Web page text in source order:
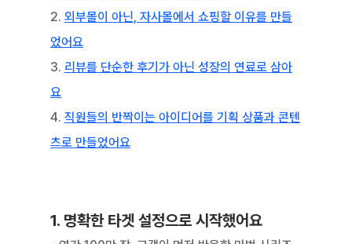
2. 외부몰이 아닌, 자사몰에서 쇼핑할 이유를 만들
었어요
3. 리뷰를 단순한 후기가 아닌 성장의 연료로 삼아
요
4. 직원들의 반짝이는 아이디어를 기획 상품과 콘텐
츠로 만들었어요
1. 명확한 타겟 설정으로 시작했어요